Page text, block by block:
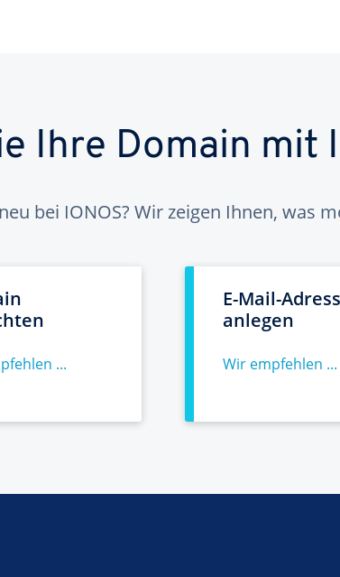
Ihre Domain mit
bei IONOS? Wir zeigen Ihnen, was
...
E-Mail-
anlegen
Wir empfehlen ...